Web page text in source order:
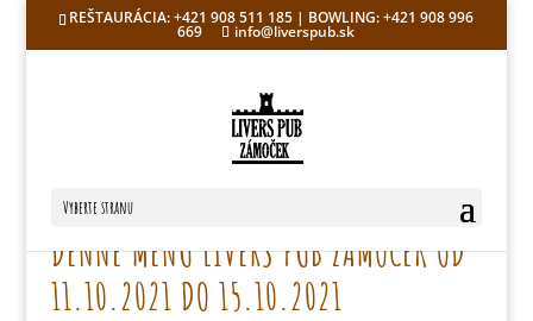
REŠTAURÁCIA: +421 908 511 185 | BOWLING: +421 908 996
669 info@liverspub.sk
Vyberte stranu
DENNÉ MENU LIVERS PUB ZÁMOČEK OD
11.10.2021 DO 15.10.2021